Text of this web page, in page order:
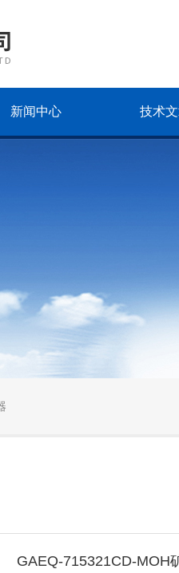
新闻中心 技术
GAEQ-715321CD-MOH